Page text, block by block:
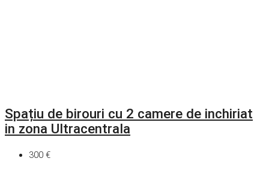
Spațiu de birouri cu 2 camere de inchiriat
in zona Ultracentrala
300 €